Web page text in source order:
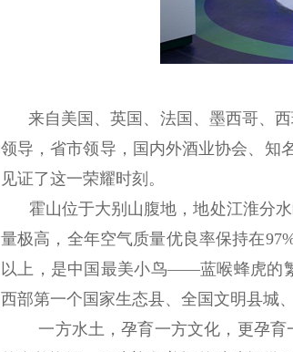
来自美国、英国、法国、墨西哥、西
领导，省市领导，国内外酒业协会、知
见证了这一荣耀时刻。
霍山位于大别山腹地，地处江淮分水
量极高，全年空气质量优良率保持在
以上，是中国最美小鸟——蓝喉蜂虎的
西部第一个国家生态县、全国文明县城
一方水土，孕育一方文化，更孕育